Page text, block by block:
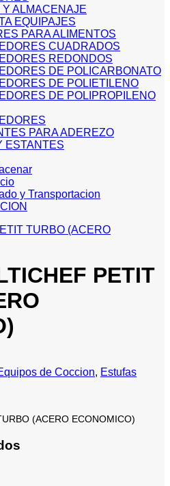
ALMACENAJE
EQUIPAJES
PARA ALIMENTOS
CUADRADOS
REDONDOS
DE POLICARBONATO
DE POLIETILENO
DE POLIPROPILENO
PARA ADEREZO
ESTANTES
y Transportacion
PETIT
de Coccion, Estufas
(ACERO ECONOMICO)